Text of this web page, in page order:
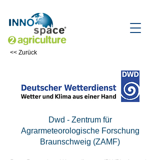
<< Zurück
Dwd - Zentrum für
Agrarmeteorologische Forschung
Braunschweig (ZAMF)